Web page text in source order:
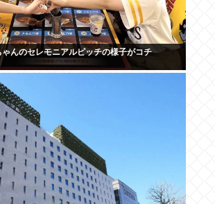
んのセレモニアルピッチの様子がコチ